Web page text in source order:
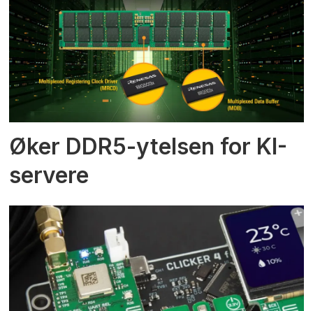
Øker DDR5-ytelsen for KI-
servere